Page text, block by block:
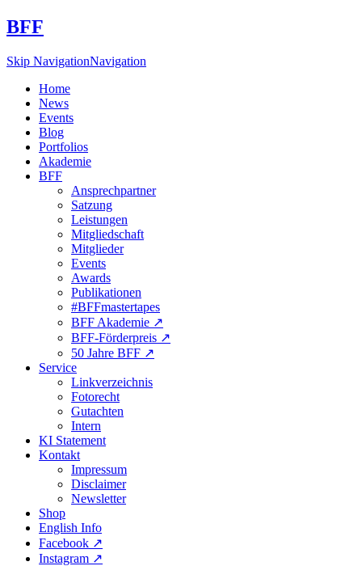
BFF
Skip NavigationNavigation
Home
News
Events
Blog
Portfolios
Akademie
BFF
Ansprechpartner
Satzung
Leistungen
Mitgliedschaft
Mitglieder
Events
Awards
Publikationen
#BFFmastertapes
BFF Akademie ↗︎
BFF-Förderpreis ↗︎
50 Jahre BFF ↗︎
Service
Linkverzeichnis
Fotorecht
Gutachten
Intern
KI Statement
Kontakt
Impressum
Disclaimer
Newsletter
Shop
English Info
Facebook ↗︎
Instagram ↗︎